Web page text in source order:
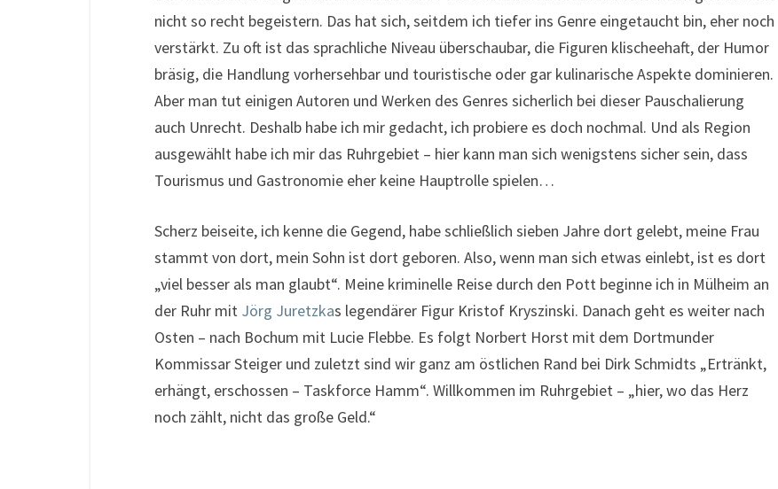
nicht so recht begeistern. Das hat sich, seitdem ich tiefer ins Genre eingetaucht bin, eher noch
verstärkt. Zu oft ist das sprachliche Niveau überschaubar, die Figuren klischeehaft, der Humor
bräsig, die Handlung vorhersehbar und touristische oder gar kulinarische Aspekte dominieren.
Aber man tut einigen Autoren und Werken des Genres sicherlich bei dieser Pauschalierung
auch Unrecht. Deshalb habe ich mir gedacht, ich probiere es doch nochmal. Und als Region
ausgewählt habe ich mir das Ruhrgebiet – hier kann man sich wenigstens sicher sein, dass
Tourismus und Gastronomie eher keine Hauptrolle spielen…
Scherz beiseite, ich kenne die Gegend, habe schließlich sieben Jahre dort gelebt, meine Frau
stammt von dort, mein Sohn ist dort geboren. Also, wenn man sich etwas einlebt, ist es dort
„viel besser als man glaubt“. Meine kriminelle Reise durch den Pott beginne ich in Mülheim an
der Ruhr mit Jörg Juretzkas legendärer Figur Kristof Kryszinski. Danach geht es weiter nach
Osten – nach Bochum mit Lucie Flebbe. Es folgt Norbert Horst mit dem Dortmunder
Kommissar Steiger und zuletzt sind wir ganz am östlichen Rand bei Dirk Schmidts „Ertränkt,
erhängt, erschossen – Taskforce Hamm“. Willkommen im Ruhrgebiet – „hier, wo das Herz
noch zählt, nicht das große Geld.“